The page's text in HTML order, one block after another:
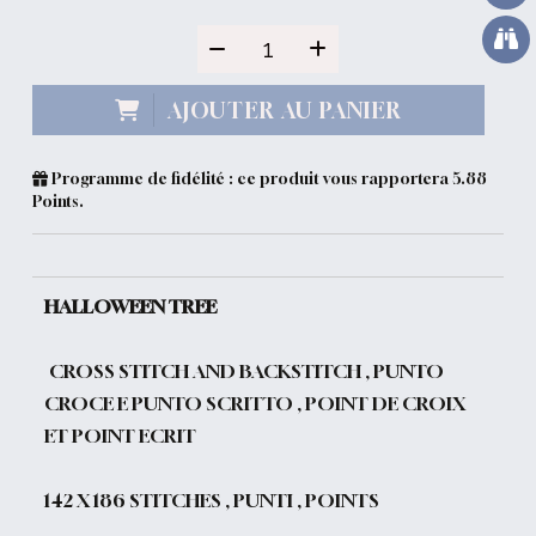
AJOUTER AU PANIER
Programme de fidélité : ce produit vous rapportera5.88
Points.
HALLOWEEN TREE
CROSS STITCH AND BACKSTITCH , PUNTO
CROCE E PUNTO SCRITTO , POINT DE CROIX
ET POINT ECRIT
142 X 186 STITCHES , PUNTI , POINTS